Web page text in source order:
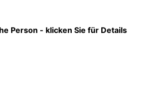
Person - klicken Sie für Details